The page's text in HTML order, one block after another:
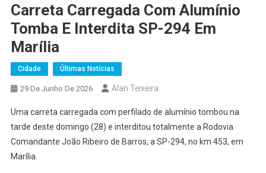
Carreta Carregada Com Alumínio
Tomba E Interdita SP-294 Em
Marília
Cidade Últimas Notícias
29 De Junho De 2026 Alan Teixeira
Uma carreta carregada com perfilado de alumínio tombou na
tarde deste domingo (28) e interditou totalmente a Rodovia
Comandante João Ribeiro de Barros, a SP-294, no km 453, em
Marília.